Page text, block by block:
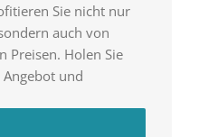
Sie nicht nur
auch von
Preisen. Holen Sie
und